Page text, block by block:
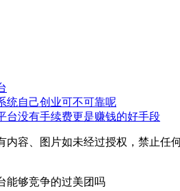
统自己创业可不可靠呢
台没有手续费更是赚钱的好手段
内容、图片如未经过授权，禁止任
能够竞争的过美团吗